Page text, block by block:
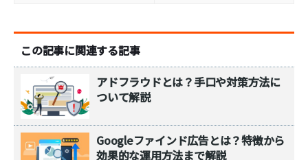
この記事に関連する記事
アドフラウドとは？手口や対策方法に
ついて解説
Googleファインド広告とは？特徴から
効果的な運用方法まで解説